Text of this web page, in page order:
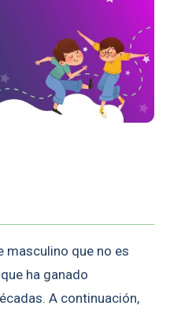
masculino que no es
ha ganado
A continuación,